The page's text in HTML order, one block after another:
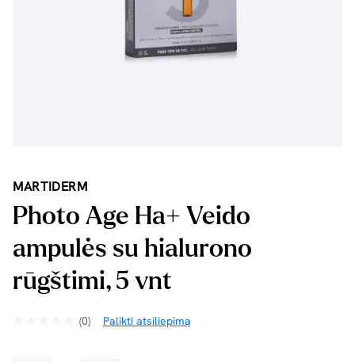
MARTIDERM
Photo Age Ha+ Veido
ampulės su hialurono
rūgštimi, 5 vnt
(0) Palikti atsiliepimą